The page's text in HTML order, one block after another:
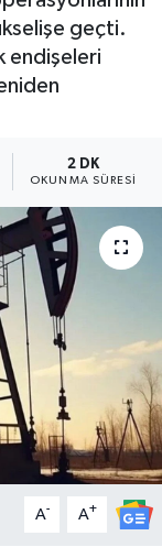
geçti.
endişeleri
2 DK
OKUNMA SÜRESI
A- A+